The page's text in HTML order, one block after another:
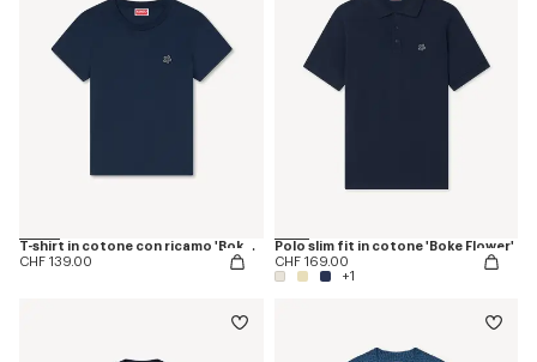
T-shirt in cotone con ricamo 'Boke Flower'
CHF 139.00
Polo slim fit in cotone 'Boke Flower'
CHF 169.00
+1